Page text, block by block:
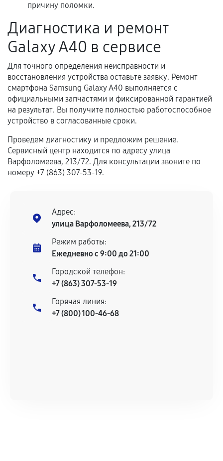
причину поломки.
Диагностика и ремонт
Galaxy A40 в сервисе
Для точного определения неисправности и
восстановления устройства оставьте заявку. Ремонт
смартфона Samsung Galaxy A40 выполняется с
официальными запчастями и фиксированной гарантией
на результат. Вы получите полностью работоспособное
устройство в согласованные сроки.
Проведем диагностику и предложим решение.
Сервисный центр находится по адресу улица
Варфоломеева, 213/72. Для консультации звоните по
номеру +7 (863) 307-53-19.
Адрес:
улица Варфоломеева, 213/72
Режим работы:
Ежедневно с 9:00 до 21:00
Городской телефон:
+7 (863) 307-53-19
Горячая линия:
+7 (800) 100-46-68